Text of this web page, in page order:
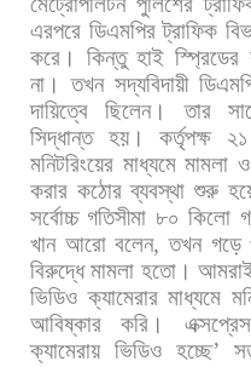
এরপরে ডিএমপির ট্রাফিক
করে।
কিন্তু হাই স্প্রিডের
না।
তখন সদ্যবিদায়ী
দায়িত্বে
ছিলেন। তার
সিদ্ধান্ত
হয়। কর্তৃপক্ষ ২১
মনিটরিংয়ের মাধ্যমে মামলা ও
করার কঠোর ব্যবস্থা শুরু
সর্বোচ্চ গতিসীমা ৮০ কিলো
খান আরো বলেন,তখন গড়ে
বিরুদ্ধে মামলা হতো।
ভিডিও ক্যামেরার মাধ্যমে
আবিষ্কার
করি।
ক্যামেরায় ভিডিও হচ্ছে’